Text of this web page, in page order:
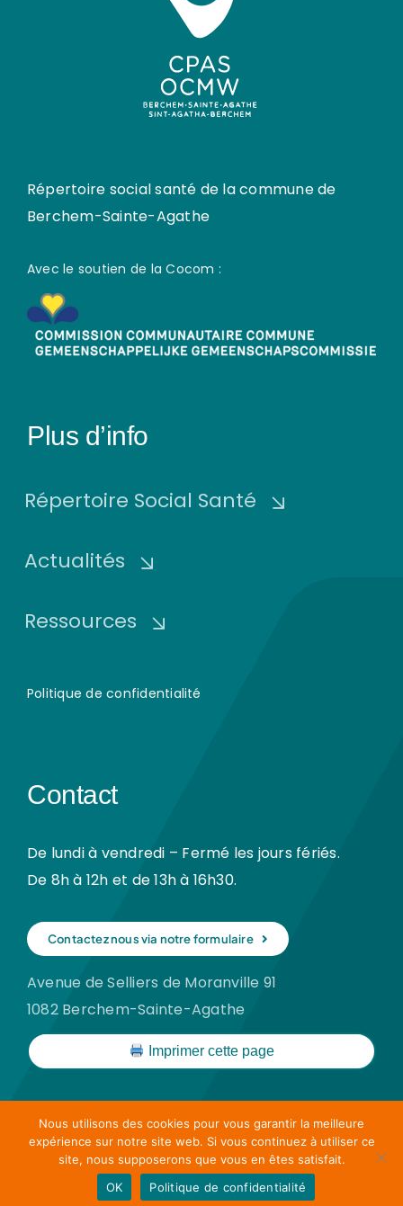
Répertoire social santé de la commune de
Berchem-Sainte-Agathe
Avec le soutien de la Cocom :
Plus d’info
Répertoire Social Santé
Actualités
Ressources
Politique de confidentialité
Contact
De lundi à vendredi – Fermé les jours fériés.
De 8h à 12h et de 13h à 16h30.
Contactez nous via notre formulaire
Avenue de Selliers de Moranville 91
1082 Berchem-Sainte-Agathe
Imprimer cette page
© Copyright 2026 | Répertoire Social Santé All Rights
Reserved | Powered byCommunika
Nous utilisons des cookies pour vous garantir la meilleure
expérience sur notre site web. Si vous continuez à utiliser ce
site, nous supposerons que vous en êtes satisfait.
OK
Politique de confidentialité